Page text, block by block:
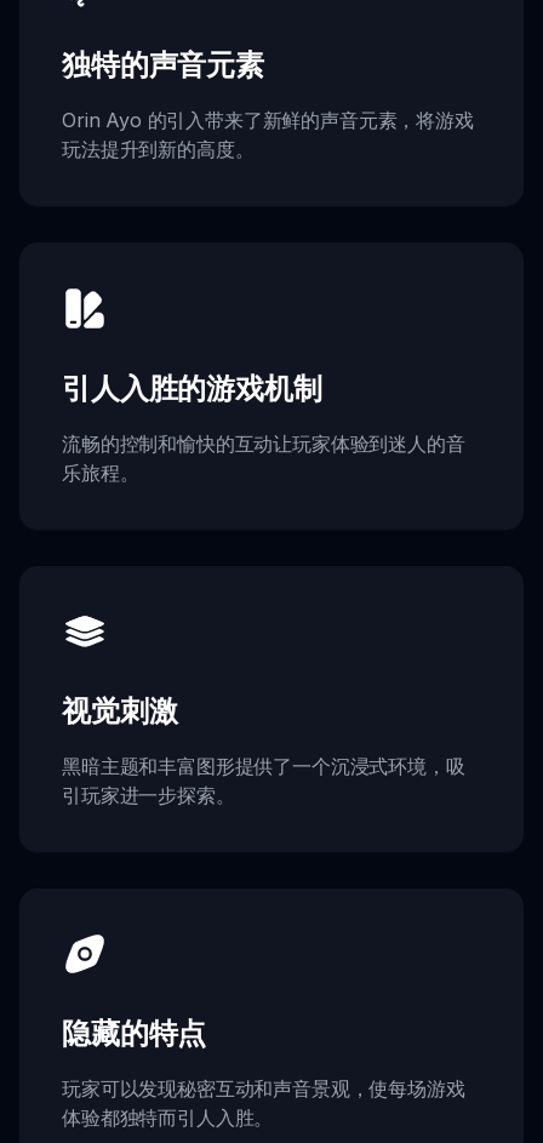
独特的声音元素
Orin Ayo 的引入带来了新鲜的声音元素，将游戏
玩法提升到新的高度。
引人入胜的游戏机制
流畅的控制和愉快的互动让玩家体验到迷人的音
乐旅程。
视觉刺激
黑暗主题和丰富图形提供了一个沉浸式环境，吸
引玩家进一步探索。
隐藏的特点
玩家可以发现秘密互动和声音景观，使每场游戏
体验都独特而引人入胜。